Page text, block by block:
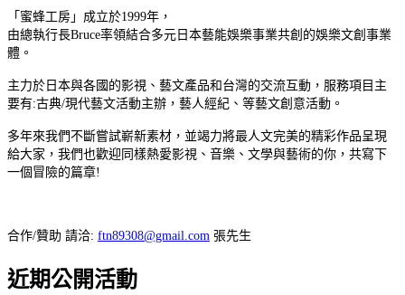
「蜜蜂工房」成立於1999年，
由總執行長Bruce率領結合多元日本藝能娛樂事業共創的娛樂文創事業
體。
主力於日本與各國的影視、藝文產品和台灣的交流互動，服務項目主
要有:古典/現代藝文活動主辦，藝人經紀、等藝文創意活動。
多年來我們不斷嘗試嶄新素材，並竭力將最人文完美的精彩作品呈現
給大家，我們也歡迎同樣熱愛影視、音樂、文學與藝術的你，共寫下
一個冒險的篇章!
合作/贊助 請洽: ftn89308@gmail.com 張先生
近期公開活動